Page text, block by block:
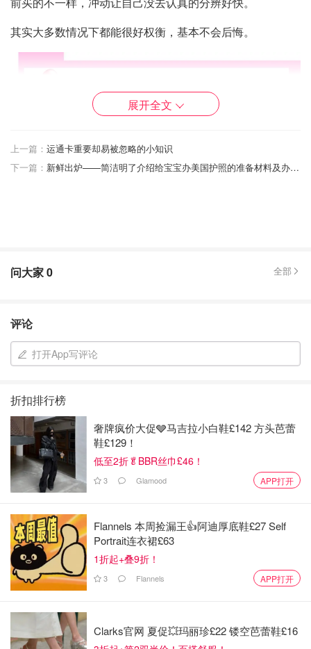
其实大多数情况下都能很好权衡，基本不会后悔。
舍
衣柜里积累着大量的旧衣服和只穿一次甚至是标签还没拆的
展开全文
上一篇： 运通卡重要却易被忽略的小知识
下一篇：
新鲜出炉——简洁明了介绍给宝宝办美国护照的准备材料及办理流程
问大家0 全部
评论
打开App写评论
折扣排行榜
奢牌疯价大促🩶马吉拉小白鞋£142 方头芭蕾
鞋£129！
低至2折🥬BBR丝巾£46！
3 Glamood APP打开
Flannels 本周捡漏王👍阿迪厚底鞋£27 Self
Portrait连衣裙£63
1折起+叠9折！
3 Flannels APP打开
Clarks官网 夏促💥玛丽珍£22 镂空芭蕾鞋£16